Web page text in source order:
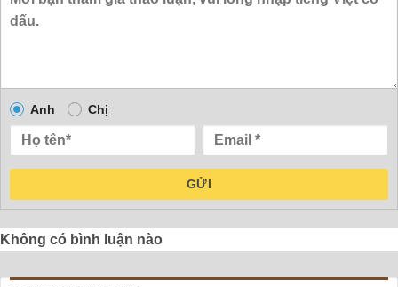
Anh Chị
GỬI
Không có bình luận nào